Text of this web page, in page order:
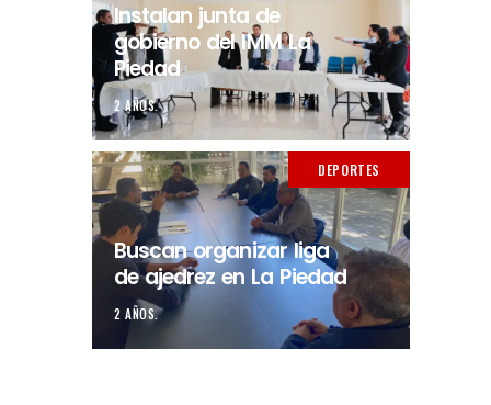
Instalan junta de
gobierno del IMM La
Piedad
2 AÑOS.
DEPORTES
Buscan organizar liga
de ajedrez en La Piedad
2 AÑOS.